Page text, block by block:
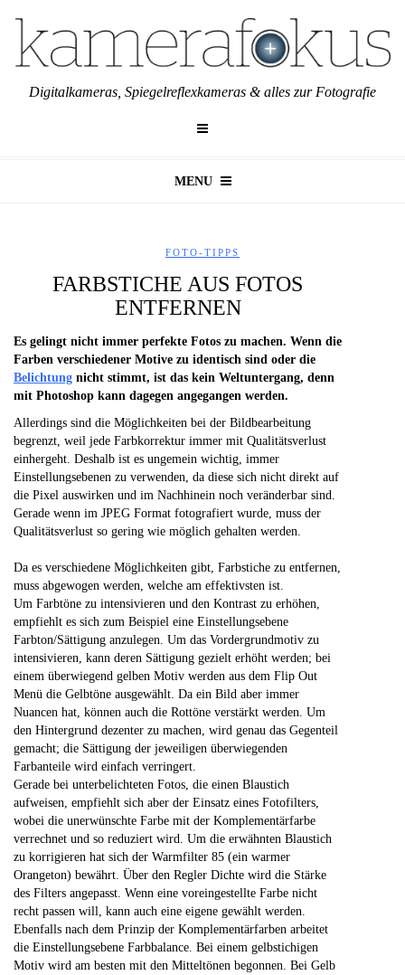
Digitalkameras, Spiegelreflexkameras & alles zur Fotografie
MENU
FOTO-TIPPS
FARBSTICHE AUS FOTOS
ENTFERNEN
Es gelingt nicht immer perfekte Fotos zu machen. Wenn die
Farben verschiedener Motive zu identisch sind oder die
Belichtung nicht stimmt, ist das kein Weltuntergang, denn
mit Photoshop kann dagegen angegangen werden.
Allerdings sind die Möglichkeiten bei der Bildbearbeitung
begrenzt, weil jede Farbkorrektur immer mit Qualitätsverlust
einhergeht. Deshalb ist es ungemein wichtig, immer
Einstellungsebenen zu verwenden, da diese sich nicht direkt auf
die Pixel auswirken und im Nachhinein noch veränderbar sind.
Gerade wenn im JPEG Format fotografiert wurde, muss der
Qualitätsverlust so gering wie möglich gehalten werden.
Da es verschiedene Möglichkeiten gibt, Farbstiche zu entfernen,
muss abgewogen werden, welche am effektivsten ist.
Um Farbtöne zu intensivieren und den Kontrast zu erhöhen,
empfiehlt es sich zum Beispiel eine Einstellungsebene
Farbton/Sättigung anzulegen. Um das Vordergrundmotiv zu
intensivieren, kann deren Sättigung gezielt erhöht werden; bei
einem überwiegend gelben Motiv werden aus dem Flip Out
Menü die Gelbtöne ausgewählt. Da ein Bild aber immer
Nuancen hat, können auch die Rottöne verstärkt werden. Um
den Hintergrund dezenter zu machen, wird genau das Gegenteil
gemacht; die Sättigung der jeweiligen überwiegenden
Farbanteile wird einfach verringert.
Gerade bei unterbelichteten Fotos, die einen Blaustich
aufweisen, empfiehlt sich aber der Einsatz eines Fotofilters,
wobei die unerwünschte Farbe mit der Komplementärfarbe
verrechnet und so reduziert wird. Um die erwähnten Blaustich
zu korrigieren hat sich der Warmfilter 85 (ein warmer
Orangeton) bewährt. Über den Regler Dichte wird die Stärke
des Filters angepasst. Wenn eine voreingestellte Farbe nicht
recht passen will, kann auch eine eigene gewählt werden.
Ebenfalls nach dem Prinzip der Komplementärfarben arbeitet
die Einstellungsebene Farbbalance. Bei einem gelbstichigen
Motiv wird am besten mit den Mitteltönen begonnen. Bei Gelb